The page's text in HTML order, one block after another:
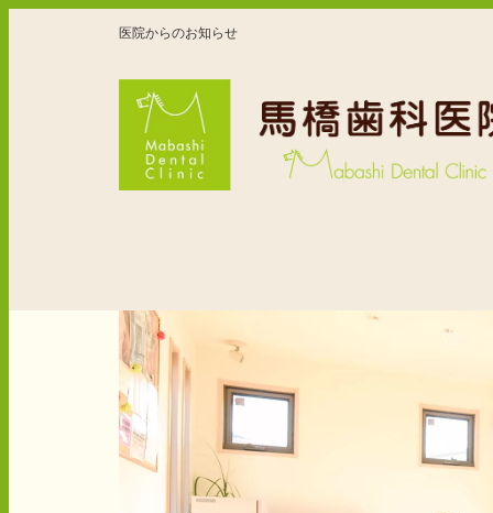
医院からのお知らせ